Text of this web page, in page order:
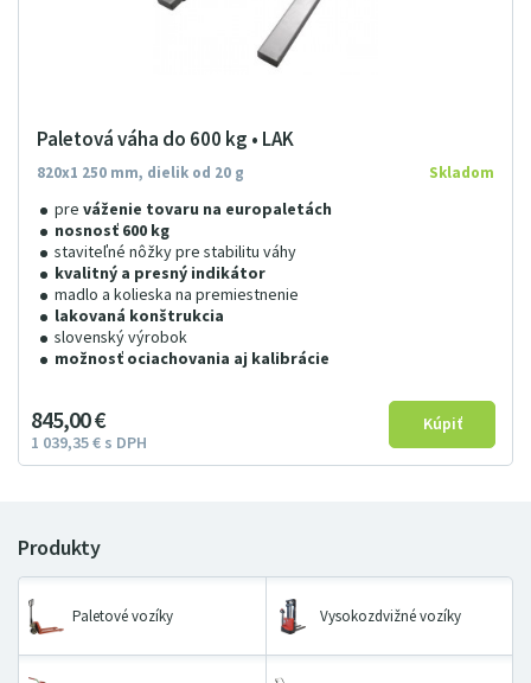
Paletová váha do 600 kg • LAK
820x1 250 mm, dielik od 20 g
pre váženie tovaru na europaletách
nosnosť 600 kg
staviteľné nôžky pre stabilitu váhy
kvalitný a presný indikátor
madlo a kolieska na premiestnenie
lakovaná konštrukcia
slovenský výrobok
možnosť ociachovania aj kalibrácie
Skladom
845 00€
1 039 35€ s DPH
Paletové vozíky Vysokozdvižné vozíky